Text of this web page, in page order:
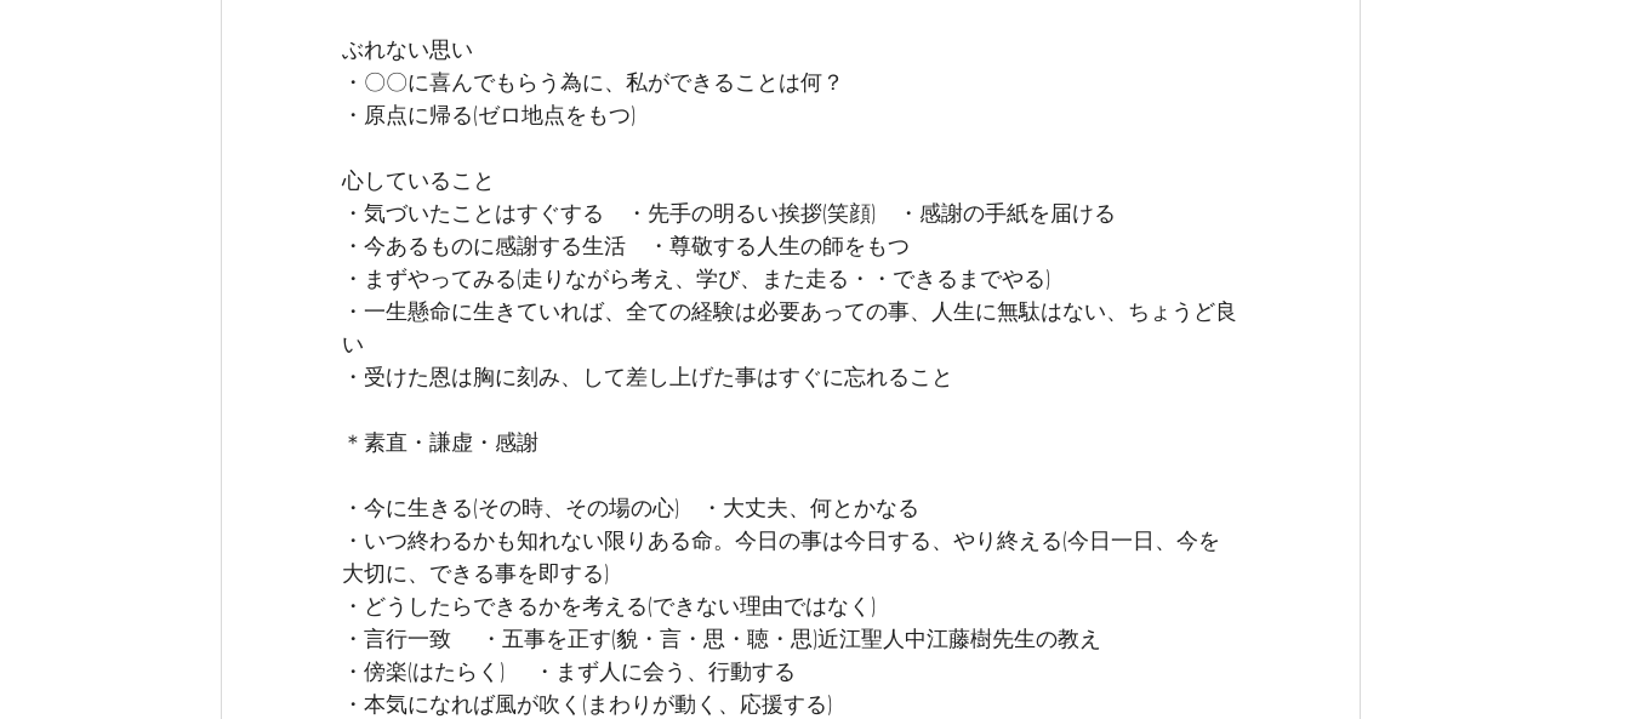
ぶれない思い
・〇〇に喜んでもらう為に、私ができることは何？
・原点に帰る(ゼロ地点をもつ)
心していること
・気づいたことはすぐする　・先手の明るい挨拶(笑顔)　・感謝の手紙を届ける
・今あるものに感謝する生活　・尊敬する人生の師をもつ
・まずやってみる(走りながら考え、学び、また走る・・できるまでやる)
・一生懸命に生きていれば、全ての経験は必要あっての事、人生に無駄はない、ちょうど良
い
・受けた恩は胸に刻み、して差し上げた事はすぐに忘れること
＊素直・謙虚・感謝
・今に生きる(その時、その場の心)　・大丈夫、何とかなる
・いつ終わるかも知れない限りある命。今日の事は今日する、やり終える(今日一日、今を
大切に、できる事を即する)
・どうしたらできるかを考える(できない理由ではなく)
・言行一致　 ・五事を正す(貌・言・思・聴・思)近江聖人中江藤樹先生の教え
・傍楽(はたらく)　 ・まず人に会う、行動する
・本気になれば風が吹く(まわりが動く、応援する)